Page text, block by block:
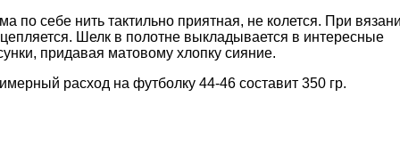
по себе нить тактильно приятная, не колется. При
Шелк в полотне выкладывается в интересные
придавая матовому хлопку сияние.
расход на футболку 44-46 составит 350 гр.